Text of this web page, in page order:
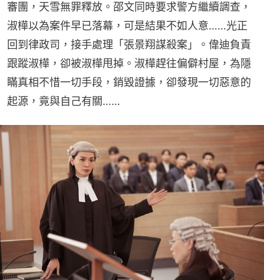
審團，天雪無罪釋放。邵文同時要求警方繼續調查，
淑樺以為案件早已落幕，可是結果不如人意……光正
回到律政司，接手處理「張景翔謀殺案」。偉迪負責
跟蹤淑樺，卻被淑樺甩掉。淑樺趕往偏僻村屋，為隱
瞞真相不惜一切手段，銷毀證據，卻發現一切惡意的
起源，竟與自己有關……